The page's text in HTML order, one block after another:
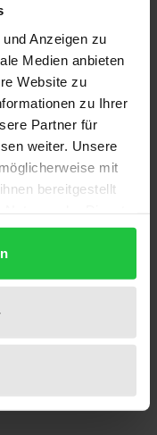
Anzeigen zu
Medien anbieten
Website zu
zu Ihrer
Partner für
weiter. Unsere
mit
bereitgestellt
und
und